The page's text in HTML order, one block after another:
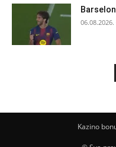
06.08.2026.
Kazino